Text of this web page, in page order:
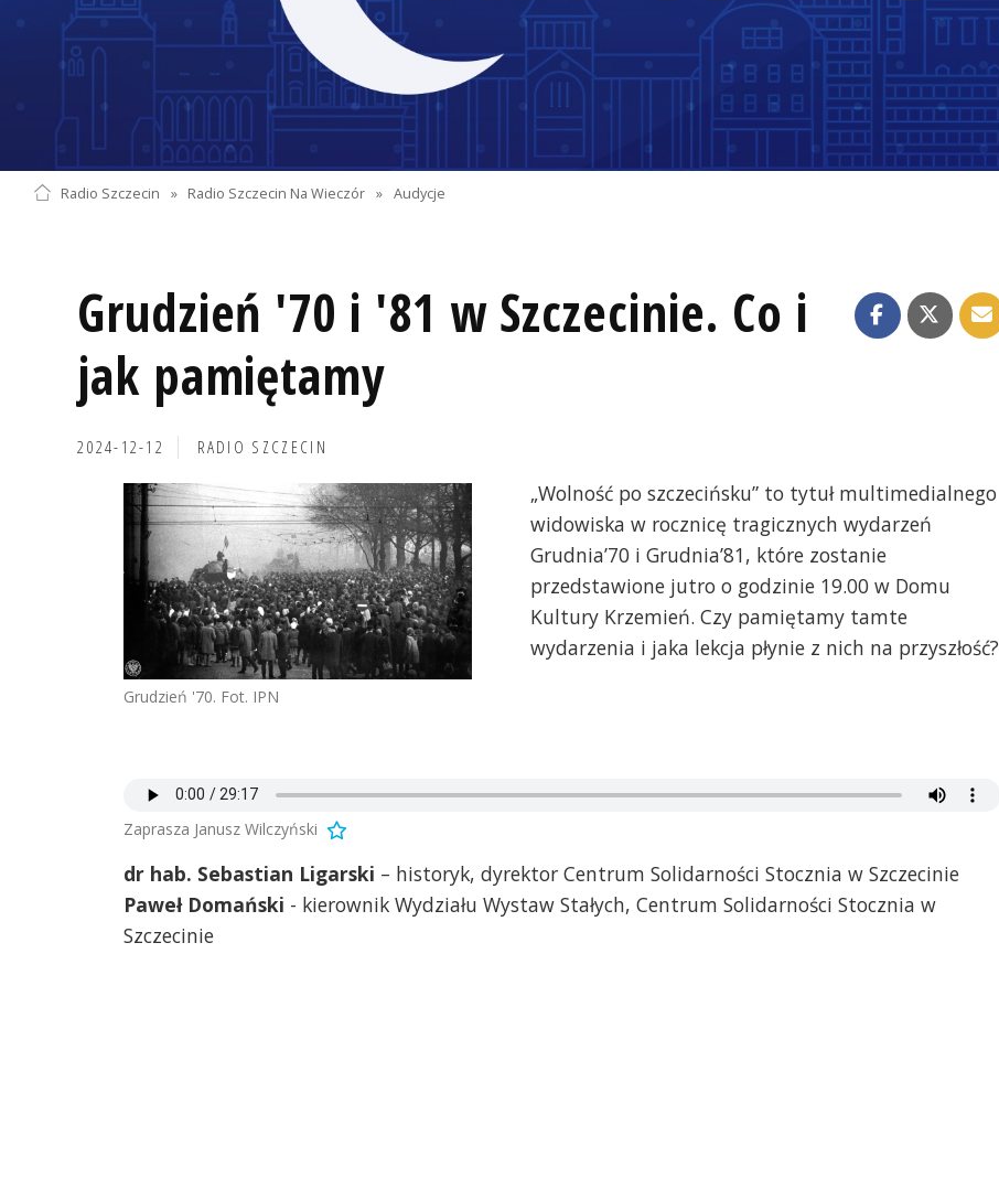
Radio Szczecin » Radio Szczecin Na Wieczór » Audycje
Grudzień '70 i '81 w Szczecinie. Co i
jak pamiętamy
2024-12-12 RADIO SZCZECIN
Grudzień '70. Fot. IPN
„Wolność po szczecińsku” to tytuł multimedialnego
widowiska w rocznicę tragicznych wydarzeń
Grudnia’70 i Grudnia’81, które zostanie
przedstawione jutro o godzinie 19.00 w Domu
Kultury Krzemień. Czy pamiętamy tamte
wydarzenia i jaka lekcja płynie z nich na przyszłość?
Zaprasza Janusz Wilczyński
dr hab. Sebastian Ligarski – historyk, dyrektor Centrum Solidarności Stocznia w Szczecinie
Paweł Domański - kierownik Wydziału Wystaw Stałych, Centrum Solidarności Stocznia w
Szczecinie